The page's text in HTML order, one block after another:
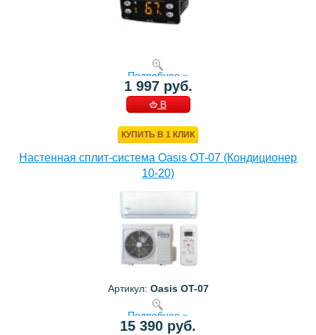
Подробнее »
1 997 руб.
В
КУПИТЬ В 1 КЛИК
Настенная сплит-система Oasis OT-07 (Кондиционер
10-20)
Артикул: Oasis OT-07
Подробнее »
15 390 руб.